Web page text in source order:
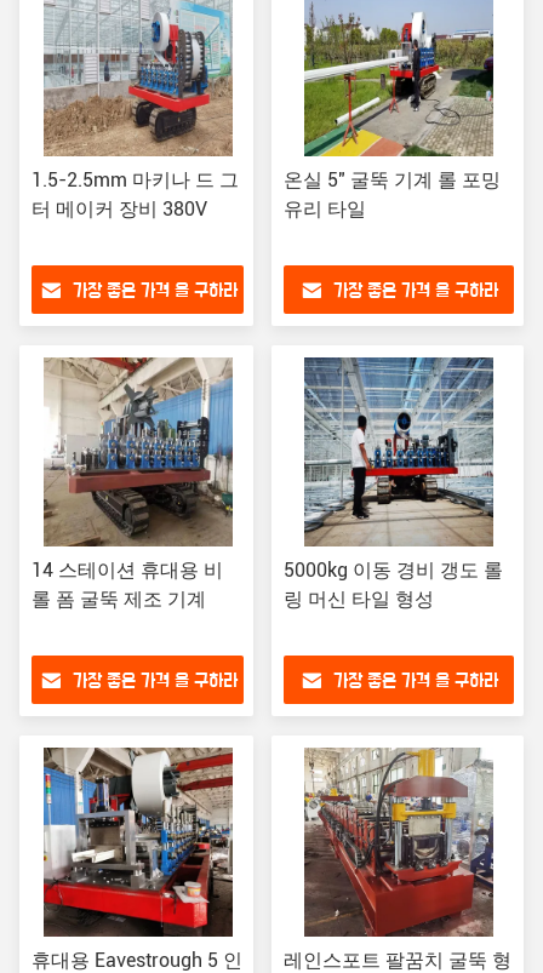
1.5-2.5mm 마키나 드 그
터 메이커 장비 380V
가장 좋은 가격 을 구하라
온실 5" 굴뚝 기계 롤 포밍
유리 타일
가장 좋은 가격 을 구하라
14 스테이션 휴대용 비
롤 폼 굴뚝 제조 기계
가장 좋은 가격 을 구하라
5000kg 이동 경비 갱도 롤
링 머신 타일 형성
가장 좋은 가격 을 구하라
휴대용 Eavestrough 5 인
레인스포트 팔꿈치 굴뚝 형